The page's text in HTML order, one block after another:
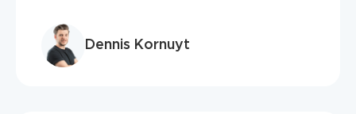
Dennis Kornuyt